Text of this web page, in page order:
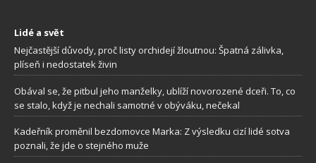
Lidé a svět
Nejčastější důvody, proč listy orchidejí žloutnou: Špatná zálivka,
plíseň i nedostatek živin
Obával se, že pitbul jeho manželky, ublíží novorozené dceři. To, co
se stalo, když je nechali samotné v obýváku, nečekal
Kadeřník proměnil bezdomovce Marka: Z výsledku cizí lidé sotva
poznali, že jde o stejného muže